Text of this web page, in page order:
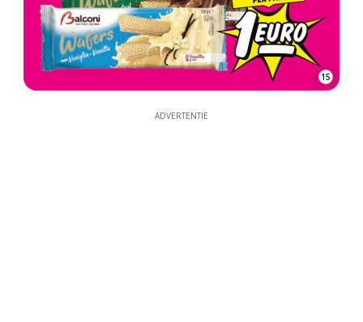
15
ADVERTENTIE